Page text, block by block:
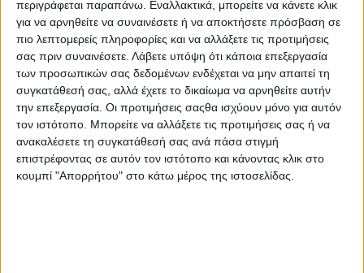
περιγράφεται παραπάνω. Εναλλακτικά, μπορείτε να κάνετε κλικ
για να αρνηθείτε να συναινέσετε ή να αποκτήσετε πρόσβαση σε
πιο λεπτομερείς πληροφορίες και να αλλάξετε τις προτιμήσεις
σας πριν συναινέσετε. Λάβετε υπόψη ότι κάποια επεξεργασία
των προσωπικών σας δεδομένων ενδέχεται να μην απαιτεί τη
συγκατάθεσή σας, αλλά έχετε το δικαίωμα να αρνηθείτε αυτήν
την επεξεργασία. Οι προτιμήσεις σαςθα ισχύουν μόνο για αυτόν
τον ιστότοπο. Μπορείτε να αλλάξετε τις προτιμήσεις σας ή να
ανακαλέσετε τη συγκατάθεσή σας ανά πάσα στιγμή
επιστρέφοντας σε αυτόν τον ιστότοπο και κάνοντας κλικ στο
κουμπί "Απορρήτου" στο κάτω μέρος της ιστοσελίδας.
2018
Στατιστικά Thessaloniki
#JobFestival 2018
Στατιστικά Athens #JobFestival
2017
Στατιστικά Thessaloniki
#JobFestival 2017
Στατιστικά Athens #JobFestival